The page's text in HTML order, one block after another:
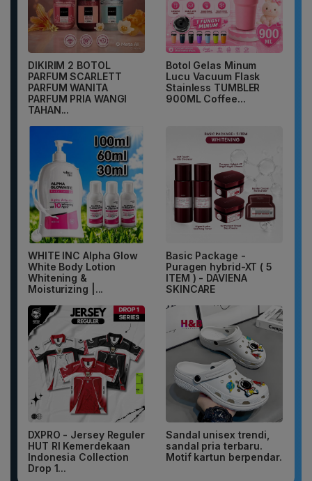
DIKIRIM 2 BOTOL
PARFUM SCARLETT
PARFUM WANITA
PARFUM PRIA WANGI
TAHAN...
Botol Gelas Minum
Lucu Vacuum Flask
Stainless TUMBLER
900ML Coffee...
WHITE INC Alpha Glow
White Body Lotion
Whitening &
Moisturizing |...
Basic Package -
Puragen hybrid-XT ( 5
ITEM ) - DAVIENA
SKINCARE
DXPRO - Jersey Reguler
HUT RI Kemerdekaan
Indonesia Collection
Drop 1...
Sandal unisex trendi,
sandal pria terbaru.
Motif kartun berpendar.